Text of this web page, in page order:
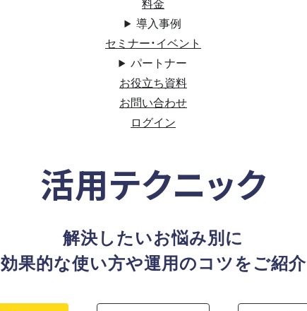
導入事例
セミナー・イベント
パートナー
お役立ち資料
お問い合わせ
ログイン
活用テクニック
解決したいお悩み別に
効果的な使い方や運用のコツをご紹介